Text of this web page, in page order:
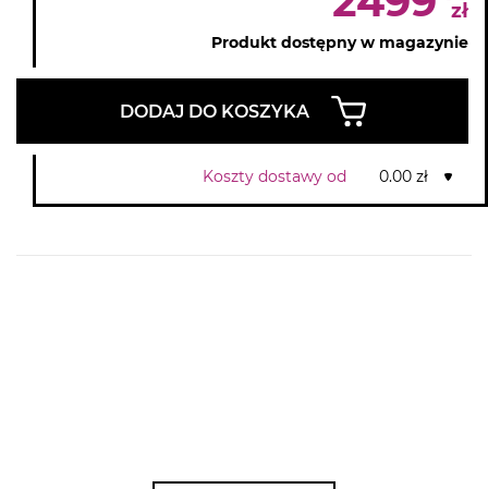
zł
Produkt dostępny w magazynie
DODAJ DO KOSZYKA
Koszty dostawy od 0.00 zł